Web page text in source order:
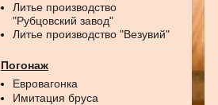
Литье производство
"Рубцовский завод"
Литье производство "Везувий"
Погонаж
Евровагонка
Имитация бруса